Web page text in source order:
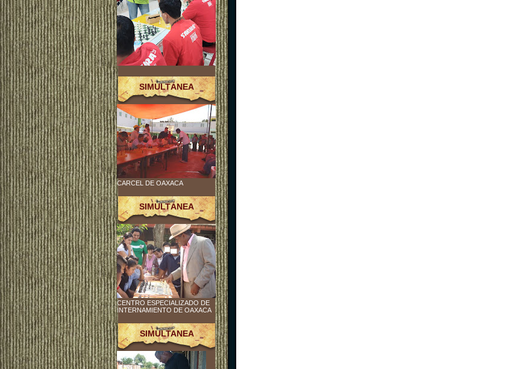
SIMULTÁNEA
CARCEL DE OAXACA
SIMULTÁNEA
CENTRO ESPECIALIZADO DE
INTERNAMIENTO DE OAXACA
SIMULTANEA